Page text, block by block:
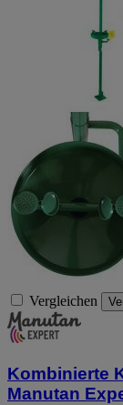
Vergleichen
Kombinierte
Manutan